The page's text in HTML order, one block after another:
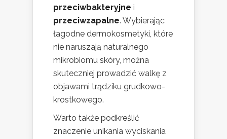
przeciwbakteryjne i
przeciwzapalne. Wybierając
łagodne dermokosmetyki, które
nie naruszają naturalnego
mikrobiomu skóry, można
skuteczniej prowadzić walkę z
objawami trądziku grudkowo-
krostkowego.
Warto także podkreślić
znaczenie unikania wyciskania